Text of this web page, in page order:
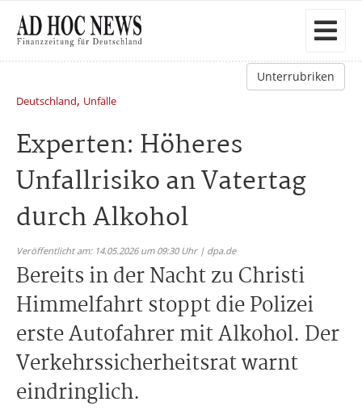
Unterrubriken
Deutschland, Unfälle
Experten: Höheres
Unfallrisiko an Vatertag
durch Alkohol
Veröffentlicht am: 14.05.2026 um 09:30 Uhr | dpa.de
Bereits in der Nacht zu Christi
Himmelfahrt stoppt die Polizei
erste Autofahrer mit Alkohol. Der
Verkehrssicherheitsrat warnt
eindringlich.